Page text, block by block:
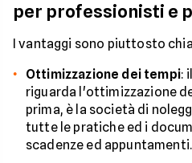
per professionisti e
I vantaggi sono piuttosto
Ottimizzazione dei tempi:
riguarda l'ottimizzazione
prima, è la società di
tutte le pratiche ed i
scadenze ed appuntamenti.